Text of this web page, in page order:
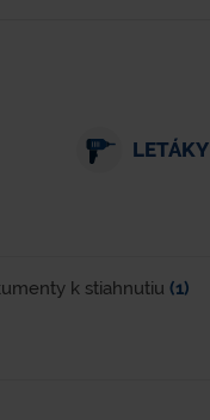
LETÁKY
k stiahnutiu (1)